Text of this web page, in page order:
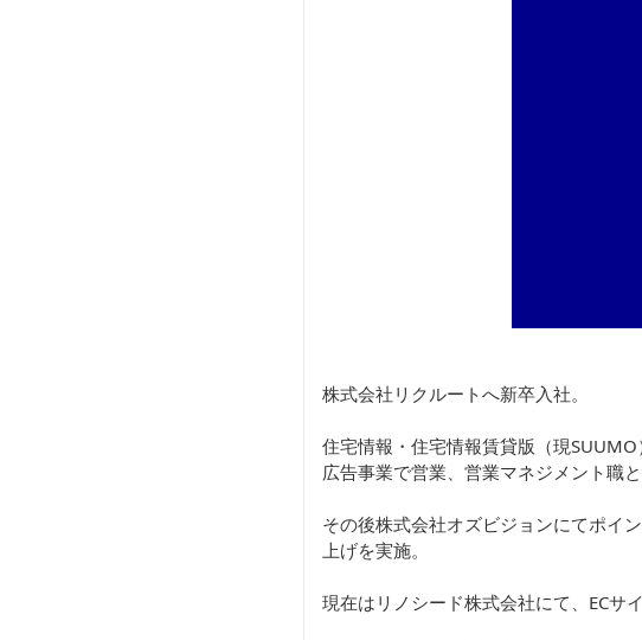
株式会社リクルートへ新卒入社。
住宅情報・住宅情報賃貸版（現
広告事業で営業、営業マネジメント職と
その後株式会社オズビジョンにてポイ
上げを実施。
現在はリノシード株式会社にて、ECサ